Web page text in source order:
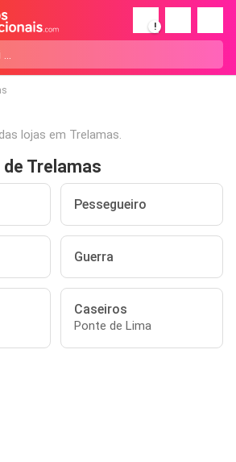
!
lojas em Trelamas.
Trelamas
Pessegueiro
Guerra
Caseiros
Ponte de Lima